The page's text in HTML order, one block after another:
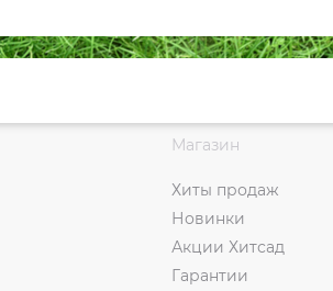
Магазин
Хиты продаж
Новинки
Акции Хитсад
Гарантии